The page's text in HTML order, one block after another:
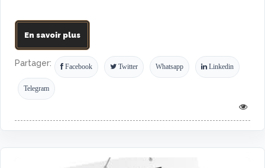
En savoir plus
Partager: Facebook Twitter Whatsapp Linkedin
Telegram